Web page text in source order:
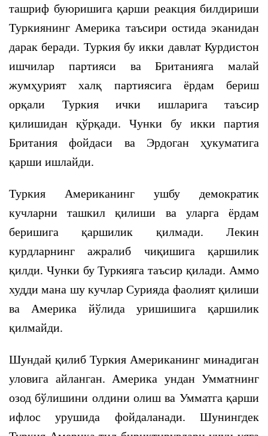
ташриф буюришига қарши реакция билдириши
Туркиянинг Америка таъсири остида эканидан
дарак беради. Туркия бу икки давлат Курдистон
ишчилар партияси ва Британияга малай
жумҳурият халқ партиясига ёрдам бериш
орқали Туркия ички ишларига таъсир
қилишидан қўрқади. Чунки бу икки партия
Британия фойдаси ва Эрдоган ҳукуматига
қарши ишлайди.
Туркия Американинг ушбу демократик
кучларни ташкил қилиши ва уларга ёрдам
беришига қаршилик қилмади. Лекин
курдларнинг ажралиб чиқишига қаршилик
қилди. Чунки бу Туркияга таъсир қилади. Аммо
худди мана шу кучлар Сурияда фаолият қилиши
ва Америка йўлида уришишига қаршилик
қилмайди.
Шундай қилиб Туркия Американинг минадиган
уловига айланган. Америка ундан Умматнинг
озод бўлишини олдини олиш ва Умматга қарши
ифлос урушида фойдаланади. Шунингдек